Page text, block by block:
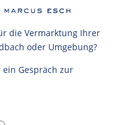
die Vermarktung Ihrer
oder Umgebung?
Gespräch zur